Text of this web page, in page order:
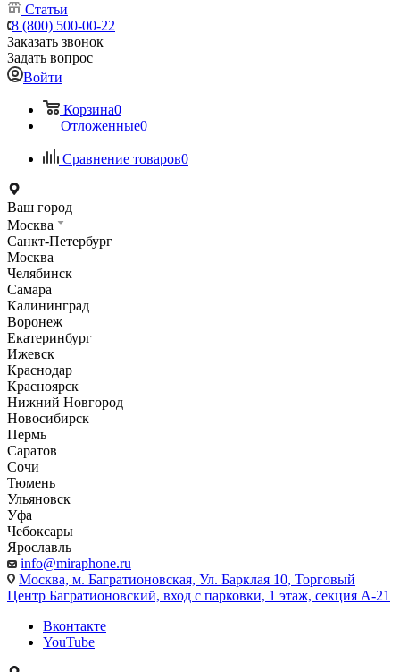
Статьи
8 (800) 500-00-22
Заказать звонок
Задать вопрос
Войти
Корзина0
Отложенные0
Сравнение товаров0
Ваш город
Москва
Санкт-Петербург
Москва
Челябинск
Самара
Калининград
Воронеж
Екатеринбург
Ижевск
Краснодар
Красноярск
Нижний Новгород
Новосибирск
Пермь
Саратов
Сочи
Тюмень
Ульяновск
Уфа
Чебоксары
Ярославль
info@miraphone.ru
Москва, м. Багратионовская, Ул. Барклая 10, Торговый
Центр Багратионовский, вход с парковки, 1 этаж, секция А-21
Вконтакте
YouTube